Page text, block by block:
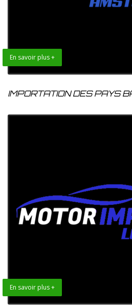
En savoir plus +
IMPORTATION DES PAYS
En savoir plus +